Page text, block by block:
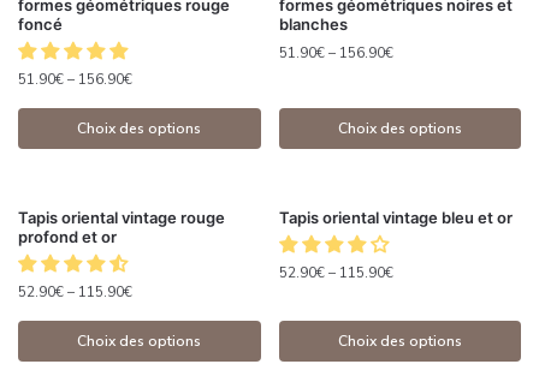
formes géométriques rouge
foncé
51.90€– 156.90€
Choix des options
formes géométriques noires et
blanches
51.90€– 156.90€
Choix des options
Tapis oriental vintage rouge
profond et or
52.90€– 115.90€
Choix des options
Tapis oriental vintage bleu et or
52.90€– 115.90€
Choix des options